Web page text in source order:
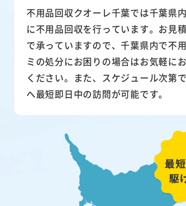
不用品回収クオーレ千葉では千葉県
に不用品回収を行っています。お見
で承っていますので、千葉県内で不
ミの処分にお困りの場合はお気軽に
ください。また、スケジュール次第
へ最短即日中の訪問が可能です。